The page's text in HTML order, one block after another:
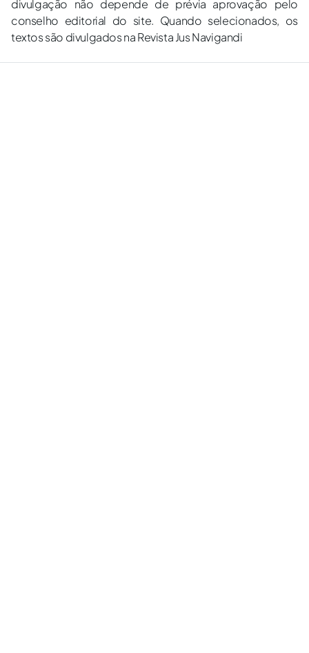
divulgação não depende de prévia aprovação pelo
conselho editorial do site. Quando selecionados, os
textos são divulgados na Revista Jus Navigandi